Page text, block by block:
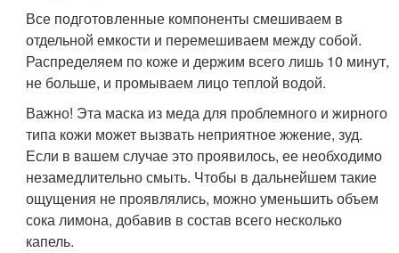
Все подготовленные компоненты смешиваем в
отдельной емкости и перемешиваем между собой.
Распределяем по коже и держим всего лишь 10 минут,
не больше, и промываем лицо теплой водой.
Важно! Эта маска из меда для проблемного и жирного
типа кожи может вызвать неприятное жжение, зуд.
Если в вашем случае это проявилось, ее необходимо
незамедлительно смыть. Чтобы в дальнейшем такие
ощущения не проявлялись, можно уменьшить объем
сока лимона, добавив в состав всего несколько
капель.